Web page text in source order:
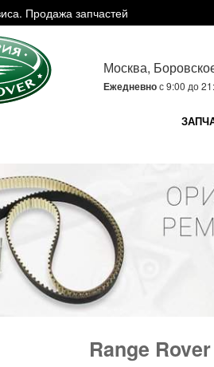
Продажа запчастей
Москва,
Ежедневнос 9:00 до
Range